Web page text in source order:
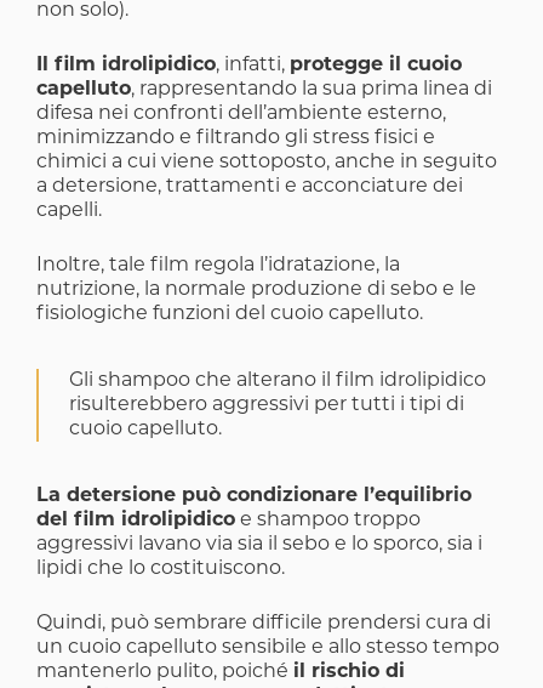
non solo).
Il film idrolipidico, infatti, protegge il cuoio
capelluto, rappresentando la sua prima linea di
difesa nei confronti dell’ambiente esterno,
minimizzando e filtrando gli stress fisici e
chimici a cui viene sottoposto, anche in seguito
a detersione, trattamenti e acconciature dei
capelli.
Inoltre, tale film regola l’idratazione, la
nutrizione, la normale produzione di sebo e le
fisiologiche funzioni del cuoio capelluto.
Gli shampoo che alterano il film idrolipidico
risulterebbero aggressivi per tutti i tipi di
cuoio capelluto.
La detersione può condizionare l’equilibrio
del film idrolipidico e shampoo troppo
aggressivi lavano via sia il sebo e lo sporco, sia i
lipidi che lo costituiscono.
Quindi, può sembrare difficile prendersi cura di
un cuoio capelluto sensibile e allo stesso tempo
mantenerlo pulito, poiché il rischio di